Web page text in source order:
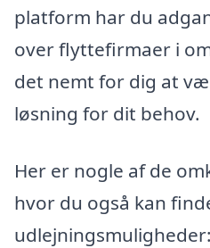
platform har du
over flyttefirmaer i
det nemt for dig at
løsning for dit behov.
Her er nogle af de
hvor du også kan
udlejningsmuligheder: